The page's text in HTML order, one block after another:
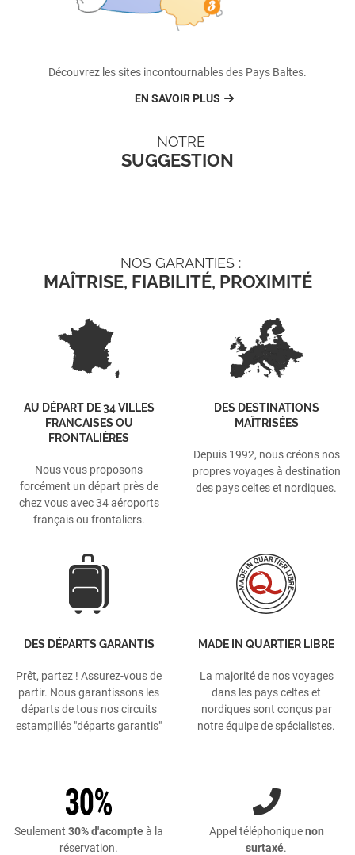
Découvrez les sites incontournables des Pays Baltes.
EN SAVOIR PLUS
NOTRE
SUGGESTION
NOS GARANTIES :
MAÎTRISE, FIABILITÉ, PROXIMITÉ
AU DÉPART DE 34 VILLES
FRANCAISES OU
FRONTALIÈRES
Nous vous proposons
forcément un départ près de
chez vous avec 34 aéroports
français ou frontaliers.
DES DESTINATIONS
MAÎTRISÉES
Depuis 1992, nous créons nos
propres voyages à destination
des pays celtes et nordiques.
DES DÉPARTS GARANTIS
Prêt, partez ! Assurez-vous de
partir. Nous garantissons les
départs de tous nos circuits
estampillés "départs garantis"
MADE IN QUARTIER LIBRE
La majorité de nos voyages
dans les pays celtes et
nordiques sont conçus par
notre équipe de spécialistes.
Seulement 30% d'acompteà la
réservation.
Appel téléphoniquenon
surtaxé.